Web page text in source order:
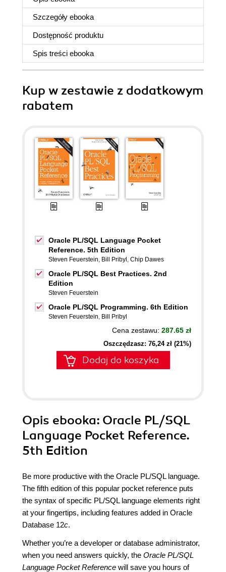
Szczegóły ebooka
Dostępność produktu
Spis treści ebooka
Kup w zestawie z dodatkowym
rabatem
Oracle PL/SQL Language Pocket
Reference. 5th Edition
Steven Feuerstein, Bill Pribyl , Chip Dawes
Oracle PL/SQL Best Practices. 2nd
Edition
Steven Feuerstein
Oracle PL/SQL Programming. 6th Edition
Steven Feuerstein, Bill Pribyl
Cena zestawu: 287.65 zł
Oszczędzasz: 76,24 zł (21%)
Dodaj do koszyka
Opis ebooka: Oracle PL/SQL
Language Pocket Reference.
5th Edition
Be more productive with the Oracle PL/SQL language.
The fifth edition of this popular pocket reference puts
the syntax of specific PL/SQL language elements right
at your fingertips, including features added in Oracle
Database 12c.
Whether you’re a developer or database administrator,
when you need answers quickly, the Oracle PL/SQL
Language Pocket Reference will save you hours of